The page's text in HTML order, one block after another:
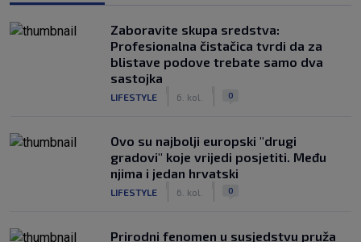
Zaboravite skupa sredstva:
Profesionalna čistačica tvrdi da za
blistave podove trebate samo dva
sastojka
LIFESTYLE 6. kol. 0
Ovo su najbolji europski "drugi
gradovi" koje vrijedi posjetiti. Među
njima i jedan hrvatski
LIFESTYLE 6. kol. 0
Prirodni fenomen u susjedstvu pruža